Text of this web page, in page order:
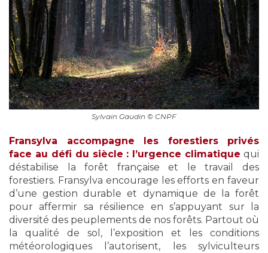
Sylvain Gaudin © CNPF
Fransylva accompagne les forestiers privés
face au défi du siècle : l’urgence climatique qui
déstabilise la forêt française et le travail des
forestiers. Fransylva encourage les efforts en faveur
d’une gestion durable et dynamique de la forêt
pour affermir sa résilience en s’appuyant sur la
diversité des peuplements de nos forêts. Partout où
la qualité de sol, l’exposition et les conditions
météorologiques l’autorisent, les sylviculteurs